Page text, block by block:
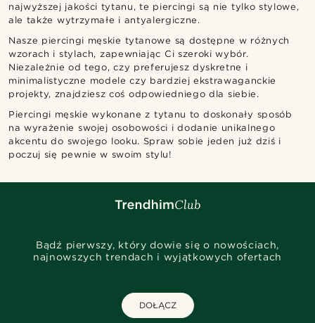
najwyższej jakości tytanu, te piercingi są nie tylko stylowe,
ale także wytrzymałe i antyalergiczne.
Nasze piercingi męskie tytanowe są dostępne w różnych
wzorach i stylach, zapewniając Ci szeroki wybór.
Niezależnie od tego, czy preferujesz dyskretne i
minimalistyczne modele czy bardziej ekstrawaganckie
projekty, znajdziesz coś odpowiedniego dla siebie.
Piercingi męskie wykonane z tytanu to doskonały sposób
na wyrażenie swojej osobowości i dodanie unikalnego
akcentu do swojego looku. Spraw sobie jeden już dziś i
poczuj się pewnie w swoim stylu!
Bądź pierwszy, który dowie się o nowościach,
najnowszych trendach i wyjątkowych ofertach
DOŁĄCZ